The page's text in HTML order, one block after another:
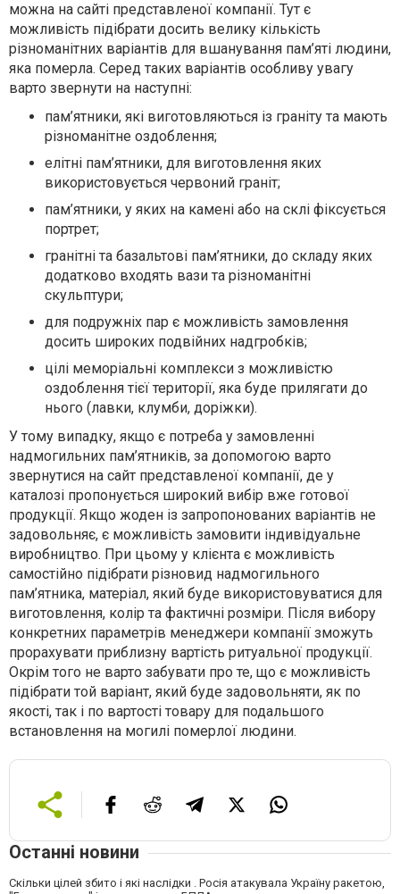
можна на сайті представленої компанії. Тут є
можливість підібрати досить велику кількість
різноманітних варіантів для вшанування пам’яті людини,
яка померла. Серед таких варіантів особливу увагу
варто звернути на наступні:
пам’ятники, які виготовляються із граніту та мають
різноманітне оздоблення;
елітні пам’ятники, для виготовлення яких
використовується червоний граніт;
пам’ятники, у яких на камені або на склі фіксується
портрет;
гранітні та базальтові пам’ятники, до складу яких
додатково входять вази та різноманітні
скульптури;
для подружніх пар є можливість замовлення
досить широких подвійних надгробків;
цілі меморіальні комплекси з можливістю
оздоблення тієї території, яка буде прилягати до
нього (лавки, клумби, доріжки).
У тому випадку, якщо є потреба у замовленні
надмогильних пам’ятників, за допомогою варто
звернутися на сайт представленої компанії, де у
каталозі пропонується широкий вибір вже готової
продукції. Якщо жоден із запропонованих варіантів не
задовольняє, є можливість замовити індивідуальне
виробництво. При цьому у клієнта є можливість
самостійно підібрати різновид надмогильного
пам’ятника, матеріал, який буде використовуватися для
виготовлення, колір та фактичні розміри. Після вибору
конкретних параметрів менеджери компанії зможуть
прорахувати приблизну вартість ритуальної продукції.
Окрім того не варто забувати про те, що є можливість
підібрати той варіант, який буде задовольняти, як по
якості, так і по вартості товару для подальшого
встановлення на могилі померлої людини.
Останні новини
Скільки цілей збито і які наслідки . Росія атакувала Україну ракетою,